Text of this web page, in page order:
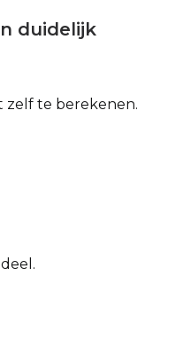
duidelijk
zelf te berekenen.